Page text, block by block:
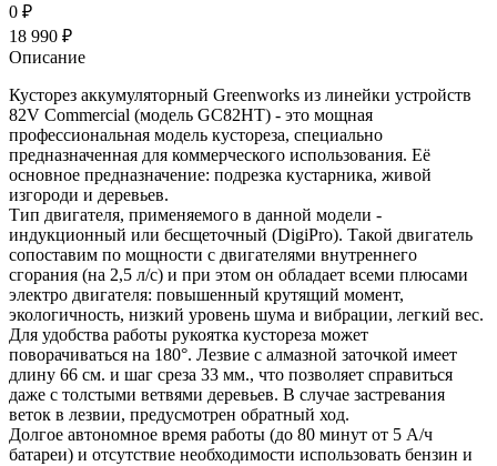
0 ₽
18 990 ₽
Описание
Кусторез аккумуляторный Greenworks из линейки устройств
82V Commercial (модель GС82HT) - это мощная
профессиональная модель кустореза, специально
предназначенная для коммерческого использования. Её
основное предназначение: подрезка кустарника, живой
изгороди и деревьев.
Тип двигателя, применяемого в данной модели -
индукционный или бесщеточный (DigiPro). Такой двигатель
сопоставим по мощности с двигателями внутреннего
сгорания (на 2,5 л/с) и при этом он обладает всеми плюсами
электро двигателя: повышенный крутящий момент,
экологичность, низкий уровень шума и вибрации, легкий вес.
Для удобства работы рукоятка кустореза может
поворачиваться на 180°. Лезвие с алмазной заточкой имеет
длину 66 см. и шаг среза 33 мм., что позволяет справиться
даже с толстыми ветвями деревьев. В случае застревания
веток в лезвии, предусмотрен обратный ход.
Долгое автономное время работы (до 80 минут от 5 А/ч
батареи) и отсутствие необходимости использовать бензин и